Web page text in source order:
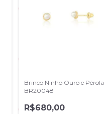
Brinco Ninho Ouro e Pérola
BR20048
R$680,00